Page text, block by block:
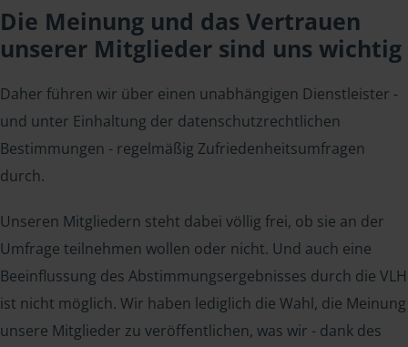
Die Meinung und das Vertrauen
unserer Mitglieder sind uns wichtig
Daher führen wir über einen unabhängigen Dienstleister -
und unter Einhaltung der datenschutzrechtlichen
Bestimmungen - regelmäßig Zufriedenheitsumfragen
durch.
Unseren Mitgliedern steht dabei völlig frei, ob sie an der
Umfrage teilnehmen wollen oder nicht. Und auch eine
Beeinflussung des Abstimmungsergebnisses durch die VLH
ist nicht möglich. Wir haben lediglich die Wahl, die Meinung
unsere Mitglieder zu veröffentlichen, was wir - dank des